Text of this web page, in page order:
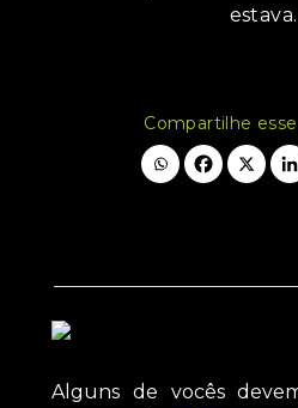
Compartilhe
Alguns de vocês